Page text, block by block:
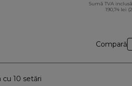
Sumă TVA
190,74 lei
Compară
cu 10 setări